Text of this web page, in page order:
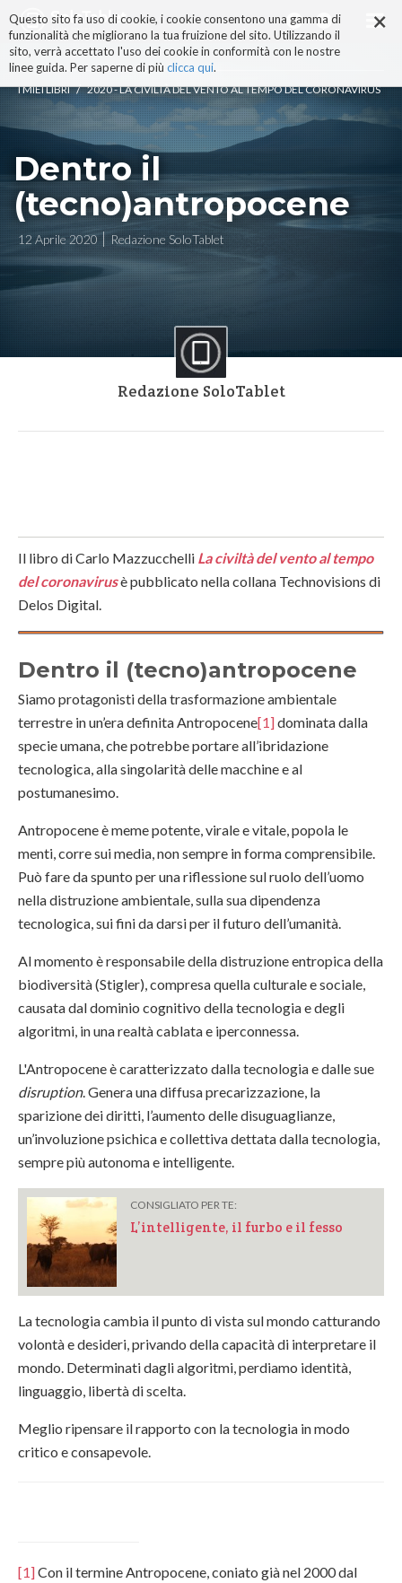
×
Questo sito fa uso di cookie, i cookie consentono una gamma di
funzionalità che migliorano la tua fruizione del sito. Utilizzando il
sito, verrà accettato l'uso dei cookie in conformità con le nostre
linee guida. Per saperne di più clicca qui.
ai
contenuti.
|
alla
navigazione
I MIEI LIBRI / 2020 - LA CIVILTÀ DEL VENTO AL TEMPO DEL CORONAVIRUS
Dentro il
(tecno)antropocene
12 Aprile 2020 Redazione SoloTablet
Redazione SoloTablet
Il libro di Carlo Mazzucchelli La civiltà del vento al tempo
del coronavirusè pubblicato nella collana Technovisions di
Delos Digital.
Dentro il (tecno)antropocene
Siamo protagonisti della trasformazione ambientale
terrestre in un’era definita Antropocene[1]dominata dalla
specie umana, che potrebbe portare all’ibridazione
tecnologica, alla singolarità delle macchine e al
postumanesimo.
Antropocene è meme potente, virale e vitale, popola le
menti, corre sui media, non sempre in forma comprensibile.
Può fare da spunto per una riflessione sul ruolo dell’uomo
nella distruzione ambientale, sulla sua dipendenza
tecnologica, sui fini da darsi per il futuro dell’umanità.
Al momento è responsabile della distruzione entropica della
biodiversità (Stigler), compresa quella culturale e sociale,
causata dal dominio cognitivo della tecnologia e degli
algoritmi, in una realtà cablata e iperconnessa.
L'Antropocene è caratterizzato dalla tecnologia e dalle sue
disruption. Genera una diffusa precarizzazione, la
sparizione dei diritti, l’aumento delle disuguaglianze,
un’involuzione psichica e collettiva dettata dalla tecnologia,
sempre più autonoma e intelligente.
CONSIGLIATO PER TE:
L’intelligente, il furbo e il fesso
La tecnologia cambia il punto di vista sul mondo catturando
volontà e desideri, privando della capacità di interpretare il
mondo. Determinati dagli algoritmi, perdiamo identità,
linguaggio, libertà di scelta.
Meglio ripensare il rapporto con la tecnologia in modo
critico e consapevole.
[1]Con il termine Antropocene, coniato già nel 2000 dal